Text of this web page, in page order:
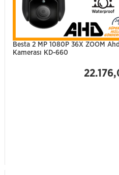
Besta 2 MP 1080P 36X ZOOM
Kamerası KD-660